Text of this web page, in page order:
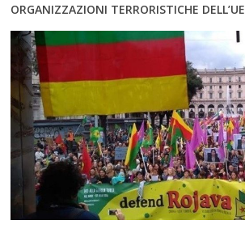
ORGANIZZAZIONI TERRORISTICHE DELL’UE